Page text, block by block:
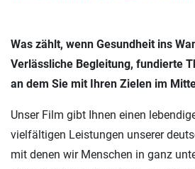
Was zählt, wenn Gesundheit ins
Verlässliche Begleitung, fundierte
an dem Sie mit Ihren Zielen im
Unser Film gibt Ihnen einen
vielfältigen Leistungen unserer
mit denen wir Menschen in ganz